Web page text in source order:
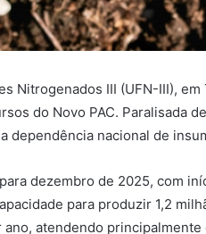
Nitrogenados III (UFN-III),
do Novo PAC. Paralisada
dependência nacional de
dezembro de 2025, com
para produzir 1,2
atendendo principalmente